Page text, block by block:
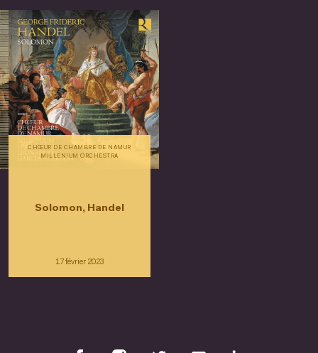
CHŒUR DE CHAMBRE DE NAMUR
MILLENIUM ORCHESTRA
Solomon, Handel
17 février 2023